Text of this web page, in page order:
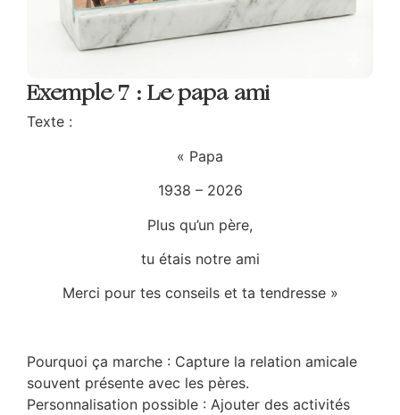
Exemple 7 : Le papa ami
Texte :
« Papa
1938 – 2026
Plus qu’un père,
tu étais notre ami
Merci pour tes conseils et ta tendresse »
Pourquoi ça marche : Capture la relation amicale
souvent présente avec les pères.
Personnalisation possible : Ajouter des activités